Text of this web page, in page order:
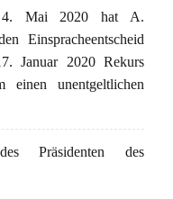
Mai 2020 hat A.
Einspracheentscheid
Januar 2020 Rekurs
unentgeltlichen
Präsidenten des